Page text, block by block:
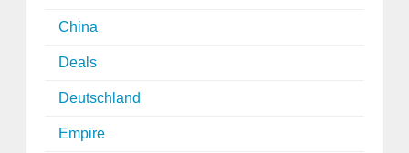
China
Deals
Deutschland
Empire